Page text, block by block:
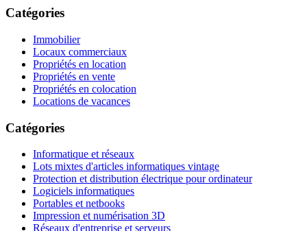
Catégories
Immobilier
Locaux commerciaux
Propriétés en location
Propriétés en vente
Propriétés en colocation
Locations de vacances
Catégories
Informatique et réseaux
Lots mixtes d'articles informatiques vintage
Protection et distribution électrique pour ordinateur
Logiciels informatiques
Portables et netbooks
Impression et numérisation 3D
Réseaux d'entreprise et serveurs